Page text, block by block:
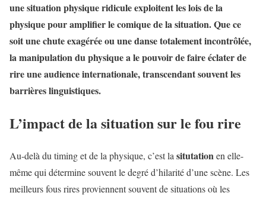
une situation physique ridicule exploitent les lois de la
physique pour amplifier le comique de la situation. Que ce
soit une chute exagérée ou une danse totalement incontrôlée,
la manipulation du physique a le pouvoir de faire éclater de
rire une audience internationale, transcendant souvent les
barrières linguistiques.
L’impact de la situation sur le fou rire
Au-delà du timing et de la physique, c’est la situtationen elle-
même qui détermine souvent le degré d’hilarité d’une scène. Les
meilleurs fous rires proviennent souvent de situations où les